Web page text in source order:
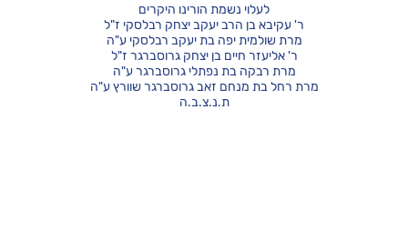
לעלוי נשמת הורינו היקרים
ר' עקיבא בן הרב יעקב יצחק רבלסקי ז"ל
מרת שולמית יפה בת יעקב רבלסקי ע"ה
ר' אליעזר חיים בן יצחק גרוסברגר ז"ל
מרת רבקה בת נפתלי גרוסברגר ע"ה
מרת רחל בת מנחם זאב גרוסברגר שוורץ ע"ה
ת.נ.צ.ב.ה